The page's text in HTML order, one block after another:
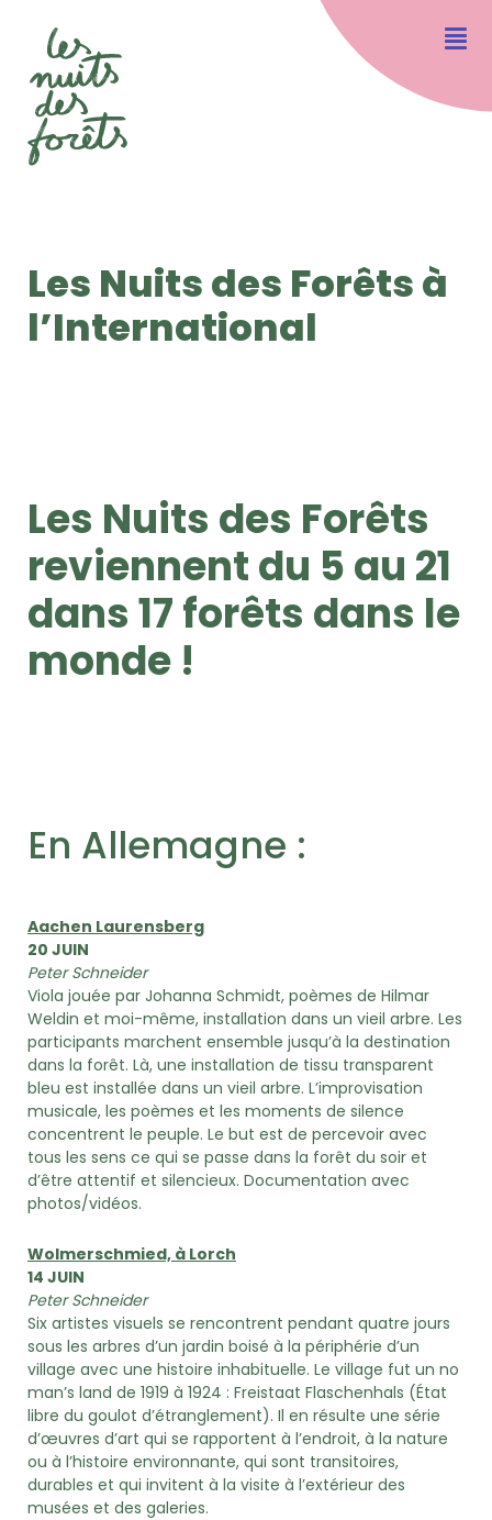
Les Nuits des Forêts à
l’International
Les Nuits des Forêts
reviennent du 5 au 21
dans 17 forêts dans le
monde !
En Allemagne :
Aachen Laurensberg
20 JUIN
Peter Schneider
Viola jouée par Johanna Schmidt, poèmes de Hilmar
Weldin et moi-même, installation dans un vieil arbre. Les
participants marchent ensemble jusqu’à la destination
dans la forêt. Là, une installation de tissu transparent
bleu est installée dans un vieil arbre. L’improvisation
musicale, les poèmes et les moments de silence
concentrent le peuple. Le but est de percevoir avec
tous les sens ce qui se passe dans la forêt du soir et
d’être attentif et silencieux. Documentation avec
photos/vidéos.
Wolmerschmied, à Lorch
14 JUIN
Peter Schneider
Six artistes visuels se rencontrent pendant quatre jours
sous les arbres d’un jardin boisé à la périphérie d’un
village avec une histoire inhabituelle. Le village fut un no
man’s land de 1919 à 1924 : Freistaat Flaschenhals (État
libre du goulot d’étranglement). Il en résulte une série
d’œuvres d’art qui se rapportent à l’endroit, à la nature
ou à l’histoire environnante, qui sont transitoires,
durables et qui invitent à la visite à l’extérieur des
musées et des galeries.